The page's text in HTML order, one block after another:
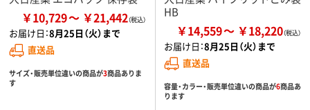
￥10,729 ￥21,442
お届け日：8月25日（火）まで
直送品
サイズ・販売単位違いの商品が3商品ありま
す
HB
￥14,559 ￥18,220
お届け日：8月25日（火）まで
直送品
容量・カラー・販売単位違いの商品が6商品あ
ります